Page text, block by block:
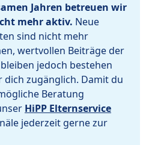
Jahren betreuen wir
mehr aktiv. Neue
sind nicht mehr
wertvollen Beiträge der
jedoch bestehen
zugänglich. Damit du
Beratung
HiPP Elternservice
jederzeit gerne zur